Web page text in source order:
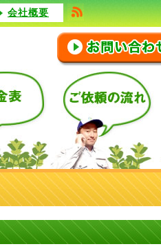
会社概要